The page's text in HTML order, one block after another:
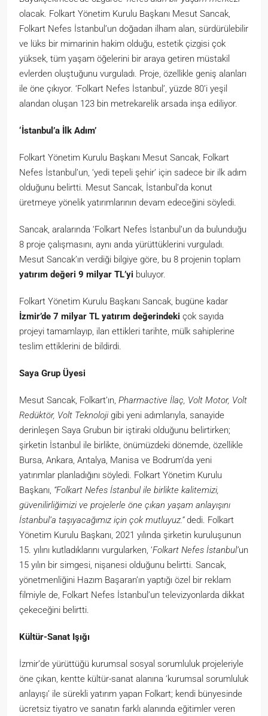
olacak. Folkart Yönetim Kurulu Başkanı Mesut Sancak,
Folkart Nefes İstanbul’un doğadan ilham alan, sürdürülebilir
ve lüks bir mimarinin hakim olduğu, estetik çizgisi çok
yüksek, tüm yaşam öğelerini bir araya getiren müstakil
evlerden oluştuğunu vurguladı. Proje, özellikle geniş alanları
ile öne çıkıyor. ‘Folkart Nefes İstanbul’, yüzde 80’i yeşil
alandan oluşan 123 bin metrekarelik arsada inşa ediliyor.
‘İstanbul’a İlk Adım’
Folkart Yönetim Kurulu Başkanı Mesut Sancak, Folkart
Nefes İstanbul’un, ‘yedi tepeli şehir’ için sadece bir ilk adım
olduğunu belirtti. Mesut Sancak, İstanbul’da konut
üretmeye yönelik yatırımlarının devam edeceğini söyledi.
Sancak, aralarında ‘Folkart Nefes İstanbul’un da bulunduğu
8 proje çalışmasını, aynı anda yürüttüklerini vurguladı.
Mesut Sancak’ın verdiği bilgiye göre, bu 8 projenin toplam
yatırım değeri 9 milyar TL’yi buluyor.
Folkart Yönetim Kurulu Başkanı Sancak, bugüne kadar
İzmir’de 7 milyar TL yatırım değerindeki çok sayıda
projeyi tamamlayıp, ilan ettikleri tarihte, mülk sahiplerine
teslim ettiklerini de bildirdi.
Saya Grup Üyesi
Mesut Sancak, Folkart’ın, Pharmactive İlaç, Volt Motor, Volt
Redüktör, Volt Teknolojigibi yeni adımlarıyla, sanayide
derinleşen Saya Grubun bir iştiraki olduğunu belirtirken;
şirketin İstanbul ile birlikte, önümüzdeki dönemde, özellikle
Bursa, Ankara, Antalya, Manisa ve Bodrum’da yeni
yatırımlar planladığını söyledi. Folkart Yönetim Kurulu
Başkanı, “Folkart Nefes İstanbul ile birlikte kalitemizi,
güvenilirliğimizi ve projelerle öne çıkan yaşam anlayışını
İstanbul’a taşıyacağımız için çok mutluyuz.”dedi. Folkart
Yönetim Kurulu Başkanı, 2021 yılında şirketin kuruluşunun
15. yılını kutladıklarını vurgularken, ‘Folkart Nefes İstanbul’un
15 yılın bir simgesi, nişanesi olduğunu belirtti. Sancak,
yönetmenliğini Hazım Başaran’ın yaptığı özel bir reklam
filmiyle de, Folkart Nefes İstanbul’un televizyonlarda dikkat
çekeceğini belirtti.
Kültür-Sanat Işığı
İzmir’de yürüttüğü kurumsal sosyal sorumluluk projeleriyle
öne çıkan, kentte kültür-sanat alanına ‘kurumsal sorumluluk
anlayışı’ ile sürekli yatırım yapan Folkart; kendi bünyesinde
ücretsiz tiyatro ve sanatın farklı alanında eğitimler veren